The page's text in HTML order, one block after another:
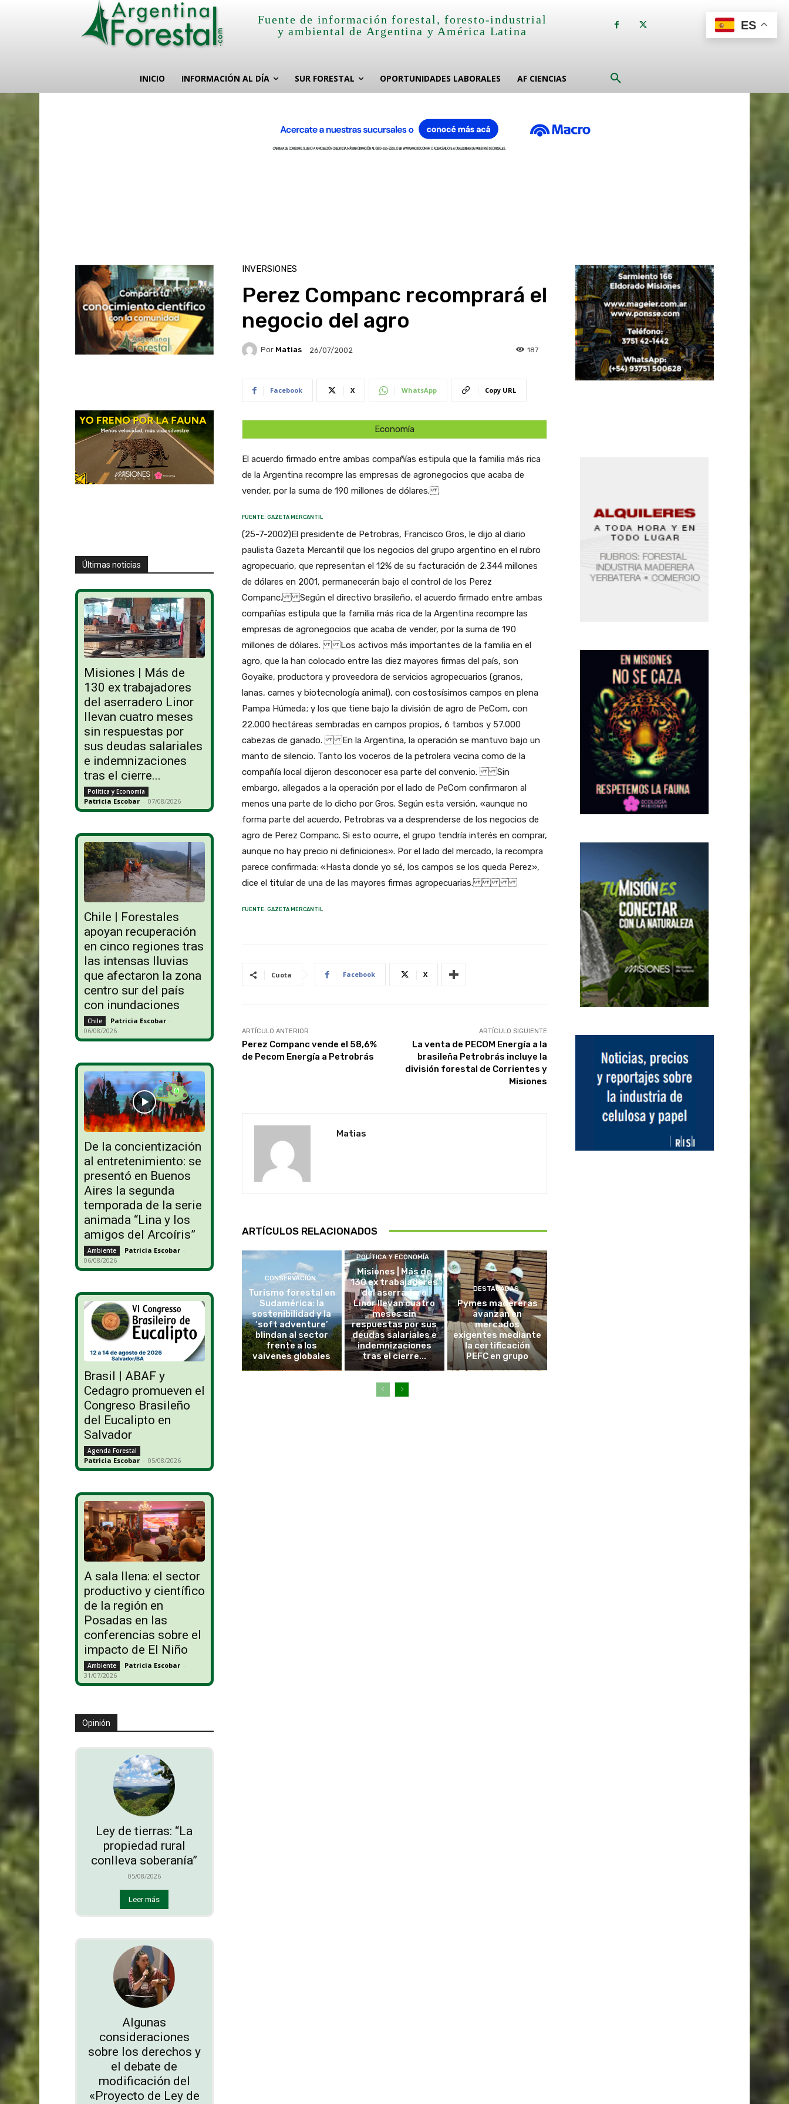
Fuente de información forestal, foresto-industrial
y ambiental de Argentina y América Latina
INICIO INFORMACIÓN AL DÍA SUR FORESTAL OPORTUNIDADES LABORALES AF CIENCIAS
Últimas noticias
Misiones | Más de
130 ex trabajadores
del aserradero Linor
llevan cuatro meses
sin respuestas por
sus deudas salariales
e indemnizaciones
tras el cierre...
Política y Economía
Patricia Escobar - 07/08/2026
Chile | Forestales
apoyan recuperación
en cinco regiones tras
las intensas lluvias
que afectaron la zona
centro sur del país
con inundaciones
Chile Patricia Escobar -
06/08/2026
De la concientización
al entretenimiento: se
presentó en Buenos
Aires la segunda
temporada de la serie
animada “Lina y los
amigos del Arcoíris”
Ambiente Patricia Escobar -
06/08/2026
Brasil | ABAF y
Cedagro promueven el
Congreso Brasileño
del Eucalipto en
Salvador
Agenda Forestal
Patricia Escobar - 05/08/2026
A sala llena: el sector
productivo y científico
de la región en
Posadas en las
conferencias sobre el
impacto de El Niño
Ambiente Patricia Escobar -
31/07/2026
Opinión
Ley de tierras: “La
propiedad rural
conlleva soberanía”
05/08/2026
Leer más
Algunas
consideraciones
sobre los derechos y
el debate de
modificación del
«Proyecto de Ley de
INVERSIONES
Perez Companc recomprará el
negocio del agro
Por Matias 26/07/2002 187
Facebook X WhatsApp Copy URL
Economía
El acuerdo firmado entre ambas compañías estipula que la familia más rica
de la Argentina recompre las empresas de agronegocios que acaba de
vender, por la suma de 190 millones de dólares.
FUENTE: GAZETA MERCANTIL
(25-7-2002)El presidente de Petrobras, Francisco Gros, le dijo al diario
paulista Gazeta Mercantil que los negocios del grupo argentino en el rubro
agropecuario, que representan el 12% de su facturación de 2.344 millones
de dólares en 2001, permanecerán bajo el control de los Perez
Companc. Según el directivo brasileño, el acuerdo firmado entre ambas
compañías estipula que la familia más rica de la Argentina recompre las
empresas de agronegocios que acaba de vender, por la suma de 190
millones de dólares. Los activos más importantes de la familia en el
agro, que la han colocado entre las diez mayores firmas del país, son
Goyaike, productora y proveedora de servicios agropecuarios (granos,
lanas, carnes y biotecnología animal), con costosísimos campos en plena
Pampa Húmeda; y los que tiene bajo la división de agro de PeCom, con
22.000 hectáreas sembradas en campos propios, 6 tambos y 57.000
cabezas de ganado. En la Argentina, la operación se mantuvo bajo un
manto de silencio. Tanto los voceros de la petrolera vecina como de la
compañía local dijeron desconocer esa parte del convenio. Sin
embargo, allegados a la operación por el lado de PeCom confirmaron al
menos una parte de lo dicho por Gros. Según esta versión, «aunque no
forma parte del acuerdo, Petrobras va a desprenderse de los negocios de
agro de Perez Companc. Si esto ocurre, el grupo tendría interés en comprar,
aunque no hay precio ni definiciones». Por el lado del mercado, la recompra
parece confirmada: «Hasta donde yo sé, los campos se los queda Perez»,
dice el titular de una de las mayores firmas agropecuarias.
FUENTE: GAZETA MERCANTIL
Cuota Facebook X
ARTÍCULO ANTERIOR
Perez Companc vende el 58,6%
de Pecom Energía a Petrobrás
ARTÍCULO SIGUIENTE
La venta de PECOM Energía a la
brasileña Petrobrás incluye la
división forestal de Corrientes y
Misiones
Matias
ARTÍCULOS RELACIONADOS
CONSERVACIÓN
Turismo forestal en
Sudamérica: la
sostenibilidad y la
‘soft adventure’
blindan al sector
frente a los
vaivenes globales
POLÍTICA Y ECONOMÍA
Misiones | Más de
130 ex trabajadores
del aserradero
Linor llevan cuatro
meses sin
respuestas por sus
deudas salariales e
indemnizaciones
tras el cierre...
DESTACADAS
Pymes madereras
avanzan en
mercados
exigentes mediante
la certificación
PEFC en grupo
ES